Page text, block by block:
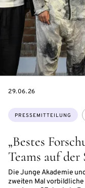
„Bestes
Teams auf
Die Junge Akademie
zweiten Mal vorbildliche
Themen:
PRESSEMITTEILUNG
DATE
29.06.26